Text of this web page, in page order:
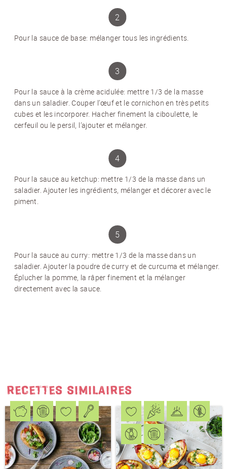
Pour la sauce de base: mélanger tous les ingrédients.
Pour la sauce à la crème acidulée: mettre 1/3 de la masse
dans un saladier. Couper l’œuf et le cornichon en très petits
cubes et les incorporer. Hacher finement la ciboulette, le
cerfeuil ou le persil, l’ajouter et mélanger.
Pour la sauce au ketchup: mettre 1/3 de la masse dans un
saladier. Ajouter les ingrédients, mélanger et décorer avec le
piment.
Pour la sauce au curry: mettre 1/3 de la masse dans un
saladier. Ajouter la poudre de curry et de curcuma et mélanger.
Éplucher la pomme, la râper finement et la mélanger
directement avec la sauce.
RECETTES SIMILAIRES
NEWSLETTER
Inscrivez-vous et recevez 12 fois par an les
nouvelles sur les pommes de terre.
Veuillez choisir...
EMAIL *
protection des données*
S'ABONNER AU NEWSLETTER